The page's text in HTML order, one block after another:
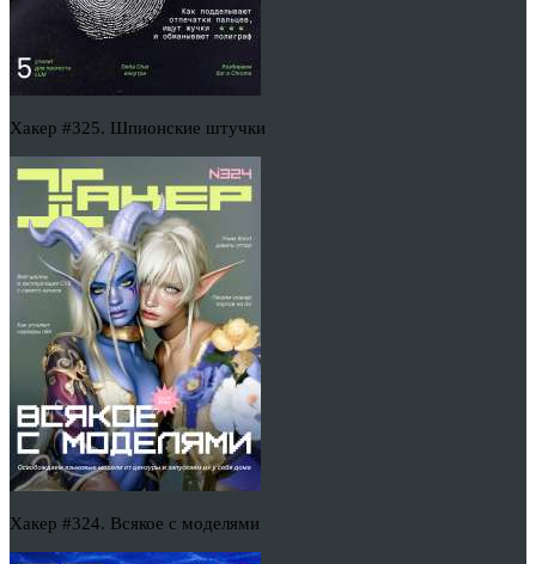
Хакер #325. Шпионские штучки
Хакер #324. Всякое с моделями